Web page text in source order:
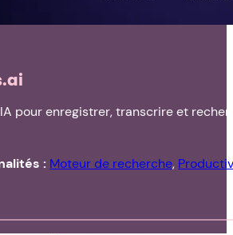
pour enregistrer, transcrire et
: Moteur de recherche,